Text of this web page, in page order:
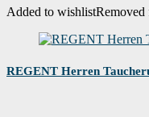
Added to wishlist
REGENT Herren